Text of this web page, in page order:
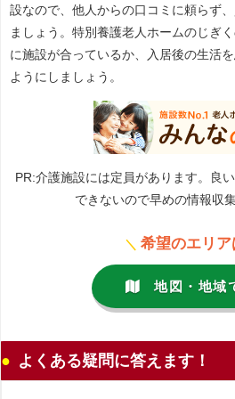
設なので、他人からの口コミに頼らず
ましょう。特別養護老人ホームのじぎ
に施設が合っているか、入居後の生活
ようにしましょう。
PR:介護施設には定員があります。良
できないので早めの情報収
＼ 希望のエリア
地図・地域
よくある疑問に答えます！